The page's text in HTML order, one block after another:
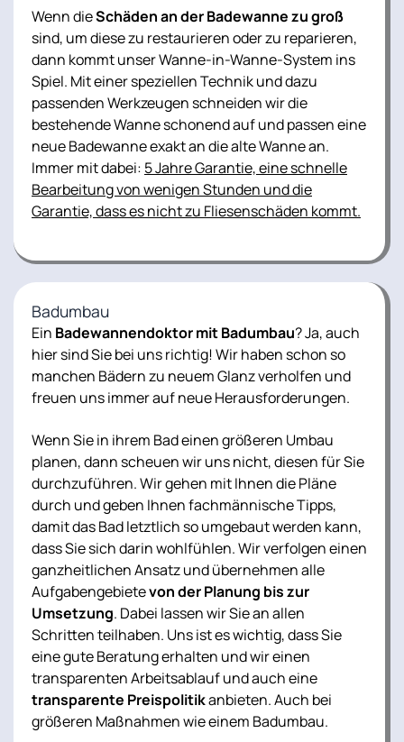
Wenn dieSchäden an der Badewanne zu groß
sind, um diese zu restaurieren oder zu reparieren,
dann kommt unser Wanne-in-Wanne-System ins
Spiel. Mit einer speziellen Technik und dazu
passenden Werkzeugen schneiden wir die
bestehende Wanne schonend auf und passen eine
neue Badewanne exakt an die alte Wanne an.
Immer mit dabei: 5 Jahre Garantie, eine schnelle
Bearbeitung von wenigen Stunden und die
Garantie, dass es nicht zu Fliesenschäden kommt.
Badumbau
Ein Badewannendoktor mit Badumbau? Ja, auch
hier sind Sie bei uns richtig! Wir haben schon so
manchen Bädern zu neuem Glanz verholfen und
freuen uns immer auf neue Herausforderungen.
Wenn Sie in ihrem Bad einen größeren Umbau
planen, dann scheuen wir uns nicht, diesen für Sie
durchzuführen. Wir gehen mit Ihnen die Pläne
durch und geben Ihnen fachmännische Tipps,
damit das Bad letztlich so umgebaut werden kann,
dass Sie sich darin wohlfühlen. Wir verfolgen einen
ganzheitlichen Ansatz und übernehmen alle
Aufgabengebietevon der Planung bis zur
Umsetzung. Dabei lassen wir Sie an allen
Schritten teilhaben. Uns ist es wichtig, dass Sie
eine gute Beratung erhalten und wir einen
transparenten Arbeitsablauf und auch eine
transparente Preispolitikanbieten. Auch bei
größeren Maßnahmen wie einem Badumbau.